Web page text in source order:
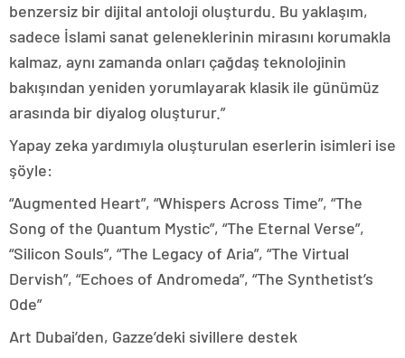
benzersiz bir dijital antoloji oluşturdu. Bu yaklaşım,
sadece İslami sanat geleneklerinin mirasını korumakla
kalmaz, aynı zamanda onları çağdaş teknolojinin
bakışından yeniden yorumlayarak klasik ile günümüz
arasında bir diyalog oluşturur.”
Yapay zeka yardımıyla oluşturulan eserlerin isimleri ise
şöyle:
“Augmented Heart”, “Whispers Across Time”, “The
Song of the Quantum Mystic”, “The Eternal Verse”,
“Silicon Souls”, “The Legacy of Aria”, “The Virtual
Dervish”, “Echoes of Andromeda”, “The Synthetist’s
Ode”
Art Dubai’den, Gazze’deki sivillere destek